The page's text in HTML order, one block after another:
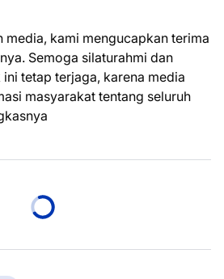
media, kami mengucapkan terima
Semoga silaturahmi dan
tetap terjaga, karena media
masyarakat tentang seluruh